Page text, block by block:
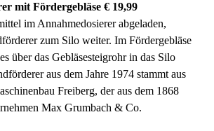
mit Fördergebläse € 19,99
im Annahmedosierer abgeladen,
zum Silo weiter. Im Fördergebläse
über das Gebläsesteigrohr in das Silo
aus dem Jahre 1974 stammt aus
Freiberg, der aus dem 1868
Max Grumbach & Co.